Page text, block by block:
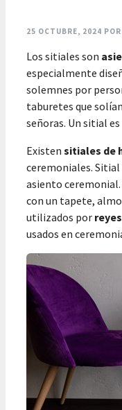
25 OCTUBRE, 2024 POR
Los sitiales son
especialmente
solemnes por
taburetes que
señoras. Un sitial
Existen sitiales de
ceremoniales.
asiento
con un tapete,
utilizados por
usados en